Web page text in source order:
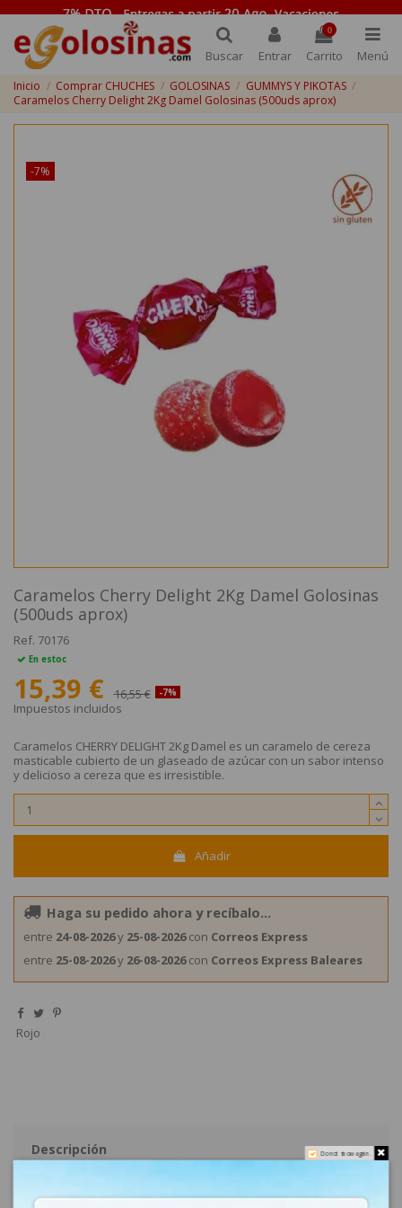
Buscar Entrar
0
Carrito Menú
Inicio Comprar CHUCHES GOLOSINAS
GUMMYS Y PIKOTAS
Caramelos Cherry Delight 2Kg Damel Golosinas (500uds aprox)
-7%
Caramelos Cherry Delight 2Kg Damel Golosinas
(500uds aprox)
Ref. 70176
En estoc
15,39 € 16,55 € -7%
Impuestos incluidos
Caramelos CHERRY DELIGHT 2Kg Damel es un caramelo de cereza
masticable cubierto de un glaseado de azúcar con un sabor intenso
y delicioso a cereza que es irresistible.
Añadir
Haga su pedido ahora y recíbalo...
entre 24-08-2026y 25-08-2026con Correos Express
entre 25-08-2026y 26-08-2026con Correos Express Baleares
Rojo
Descripción
Caramelos Cherry Delight 2Kg Damel Golosinas
Do not show again.